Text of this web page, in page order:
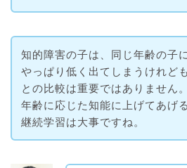
知的障害の子は、同じ年齢の子
やっぱり低く出てしまうけれど
との比較は重要ではありません。
年齢に応じた知能に上げてあげ
継続学習は大事ですね。